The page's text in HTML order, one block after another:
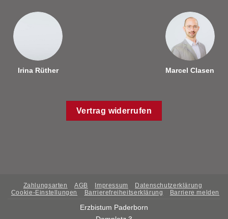
Irina Rüther Marcel Clasen
Vertrag widerrufen
Zahlungsarten AGB Impressum
Datenschutzerklärung
Cookie-Einstellungen
Barrierefreiheitserklärung Barriere melden
Erzbistum Paderborn